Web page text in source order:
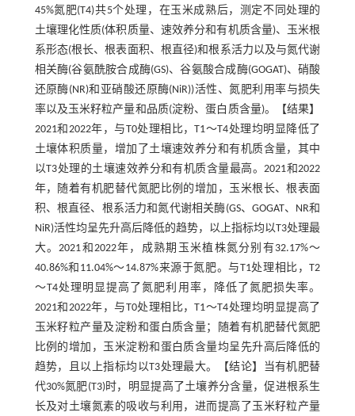
45%氮肥(T4)共5个处理，在玉米成熟后，测定不同处理的
土壤理化性质(体积质量、速效养分和有机质含量)、玉米根
系形态(根长、根表面积、根直径)和根系活力以及与氮代谢
相关酶(谷氨酰胺合成酶(GS)、谷氨酸合成酶(GOGAT)、硝酸
还原酶(NR)和亚硝酸还原酶(NiR))活性、氮肥利用率与损失
率以及玉米籽粒产量和品质(淀粉、蛋白质含量)。【结果】
2021和2022年，与T0处理相比，T1～T4处理均明显降低了
土壤体积质量，增加了土壤速效养分和有机质含量，其中
以T3处理的土壤速效养分和有机质含量最高。2021和2022
年，随着有机肥替代氮肥比例的增加，玉米根长、根表面
积、根直径、根系活力和氮代谢相关酶(GS、GOGAT、NR和
NiR)活性均呈先升高后降低的趋势，以上指标均以T3处理最
大。2021和2022年，成熟期玉米植株氮分别有32.17%～
40.86%和11.04%～14.87%来源于氮肥。与T1处理相比，T2
～T4处理明显提高了氮肥利用率，降低了氮肥损失率。
2021和2022年，与T0处理相比，T1～T4处理均明显提高了
玉米籽粒产量及淀粉和蛋白质含量；随着有机肥替代氮肥
比例的增加，玉米淀粉和蛋白质含量均呈先升高后降低的
趋势，且以上指标均以T3处理最大。【结论】当有机肥替
代30%氮肥(T3)时，明显提高了土壤养分含量，促进根系生
长及对土壤氮素的吸收与利用，进而提高了玉米籽粒产量